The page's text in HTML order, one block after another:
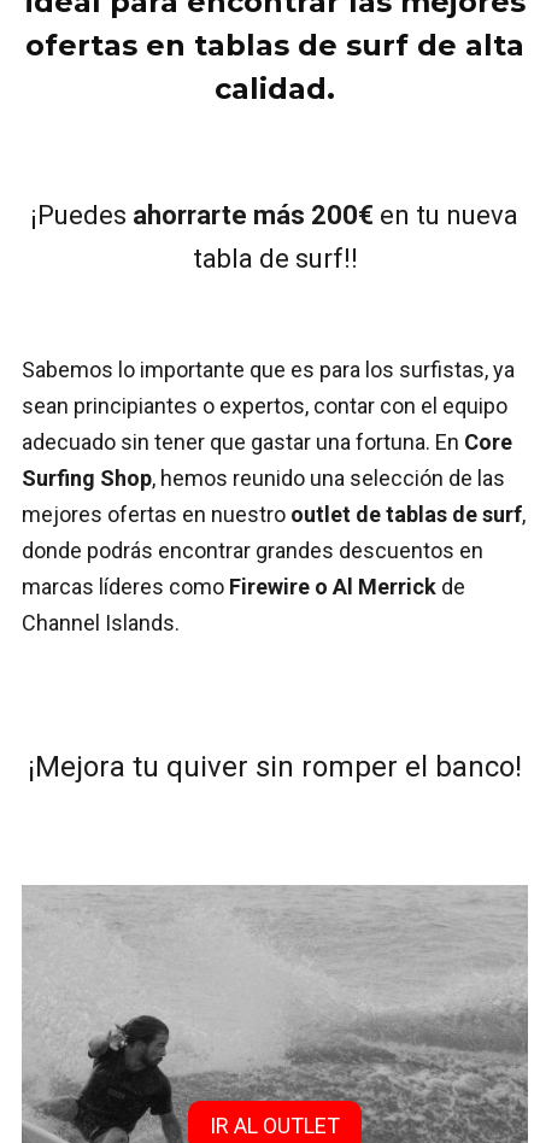
ofertas en tablas de surf de alta
calidad.
¡Puedes ahorrarte más 200€ en tu nueva
tabla de surf!!
Sabemos lo importante que es para los surfistas, ya
sean principiantes o expertos, contar con el equipo
adecuado sin tener que gastar una fortuna. En Core
Surfing Shop, hemos reunido una selección de las
mejores ofertas en nuestro outlet de tablas de surf,
donde podrás encontrar grandes descuentos en
marcas líderes como Firewire o Al Merrick de
Channel Islands.
¡Mejora tu quiver sin romper el banco!
IR AL OUTLET